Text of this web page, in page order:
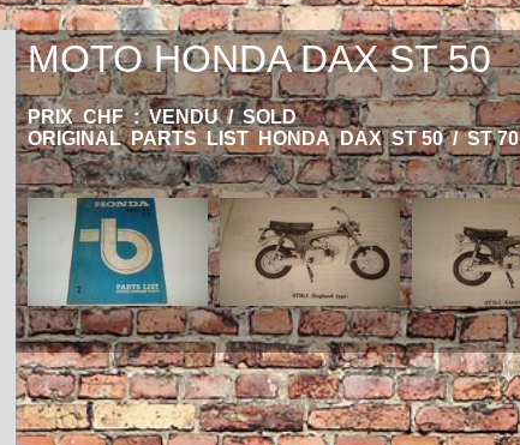
MOTO HONDA DAX ST 50
PRIX CHF : VENDU / SOLD
ORIGINAL PARTS LIST HONDA DAX ST 50 / ST 70